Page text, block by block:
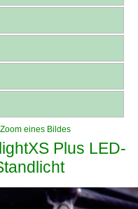
eines Bildes
Plus LED-